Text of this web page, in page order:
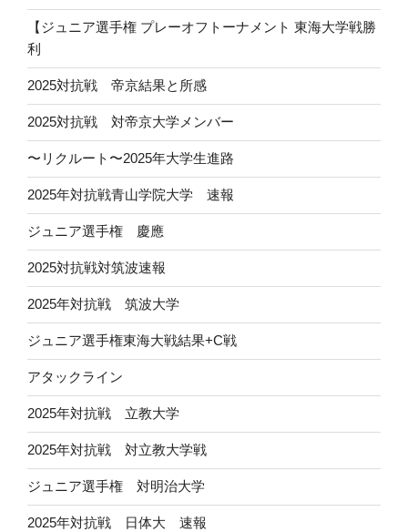
【ジュニア選手権 プレーオフトーナメント 東海大学戦勝
利
2025対抗戦 帝京結果と所感
2025対抗戦 対帝京大学メンバー
〜リクルート〜2025年大学生進路
2025年対抗戦青山学院大学 速報
ジュニア選手権 慶應
2025対抗戦対筑波速報
2025年対抗戦 筑波大学
ジュニア選手権東海大戦結果+C戦
アタックライン
2025年対抗戦 立教大学
2025年対抗戦 対立教大学戦
ジュニア選手権 対明治大学
2025年対抗戦 日体大 速報